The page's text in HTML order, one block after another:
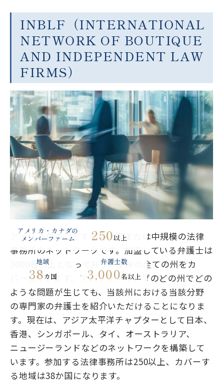
INBLF（INTERNATIONAL
NETWORK OF BOUTIQUE
AND INDEPENDENT LAW
FIRMS）
アメリカ・カナダの
メンバーファーム
250以上
地域
38カ国
弁護士数
3,000名以上
アメリカを中心とする小規模または中規模の法律
事務所のネットワークです。加盟している弁護士は
3000名以上となっており、全米の全ての州をカ
バーしています。アメリカやカナダのどの州でどの
ような問題が生じても、当該州における当該分野
の専門家の弁護士を紹介いただけることになりま
す。現在は、アジア太平洋チャプターとして日本、
香港、シンガポール、タイ、オーストラリア、
ニュージーランドなどのネットワークを構築して
います。参加する法律事務所は250以上、カバーす
る地域は38か国になります。